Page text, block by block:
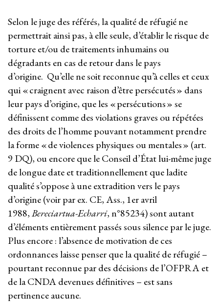
Selon le juge des référés, la qualité de réfugié ne
permettrait ainsi pas, à elle seule, d’établir le risque de
torture et/ou de traitements inhumains ou
dégradants en cas de retour dans le pays
d’origine. Qu’elle ne soit reconnue qu’à celles et ceux
qui « craignent avec raison d’être persécutés » dans
leur pays d’origine, que les « persécutions » se
définissent comme des violations graves ou répétées
des droits de l’homme pouvant notamment prendre
la forme « de violences physiques ou mentales » (art.
9 DQ), ou encore que le Conseil d’État lui-même juge
de longue date et traditionnellement que ladite
qualité s’oppose à une extradition vers le pays
d’origine (voir par ex. CE, Ass., 1er avril
1988,Bereciartua-Echarri, n°85234) sont autant
d’éléments entièrement passés sous silence par le juge.
Plus encore : l’absence de motivation de ces
ordonnances laisse penser que la qualité de réfugié –
pourtant reconnue par des décisions de l’OFPRA et
de la CNDA devenues définitives – est sans
pertinence aucune.